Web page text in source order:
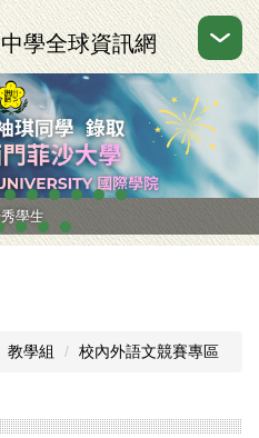
學全球資訊網
學生
教學組 校內外語文競賽專區